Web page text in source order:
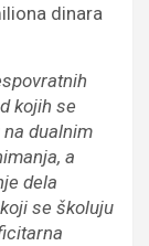
dinara
kojih se
dualnim
a
dela
se školuju